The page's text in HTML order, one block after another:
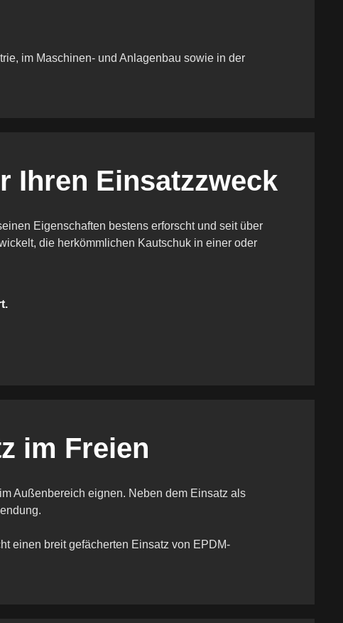
im Maschinen- und Anlagenbau sowie in der
Ihren Einsatzzweck
Eigenschaften bestens erforscht und seit über
die herkömmlichen Kautschuk in einer oder
im Freien
Außenbereich eignen. Neben dem Einsatz als
einen breit gefächerten Einsatz von EPDM-